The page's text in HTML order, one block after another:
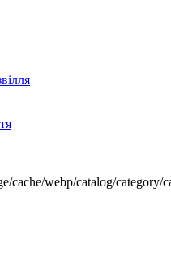
cache/webp/catalog/category/